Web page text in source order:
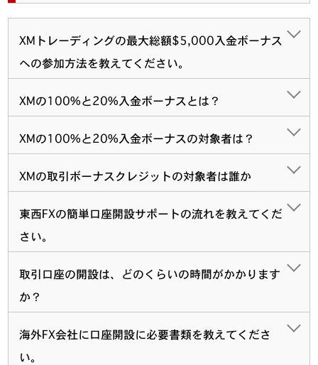
XMトレーディングの最大総額$5,000入金ボーナス
への参加方法を教えてください。
XMの100%と20%入金ボーナスとは？
XMの100%と20%入金ボーナスの対象者は？
XMの取引ボーナスクレジットの対象者は誰か
東西FXの簡単口座開設サポートの流れを教えてくだ
さい。
取引口座の開設は、どのくらいの時間がかかります
か？
海外FX会社に口座開設に必要書類を教えてくださ
い。